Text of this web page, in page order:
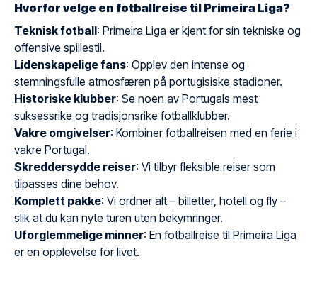
Hvorfor velge en fotballreise til Primeira Liga?
Teknisk fotball: Primeira Liga er kjent for sin tekniske og
offensive spillestil.
Lidenskapelige fans: Opplev den intense og
stemningsfulle atmosfæren på portugisiske stadioner.
Historiske klubber: Se noen av Portugals mest
suksessrike og tradisjonsrike fotballklubber.
Vakre omgivelser: Kombiner fotballreisen med en ferie i
vakre Portugal.
Skreddersydde reiser: Vi tilbyr fleksible reiser som
tilpasses dine behov.
Komplett pakke: Vi ordner alt – billetter, hotell og fly –
slik at du kan nyte turen uten bekymringer.
Uforglemmelige minner: En fotballreise til Primeira Liga
er en opplevelse for livet.